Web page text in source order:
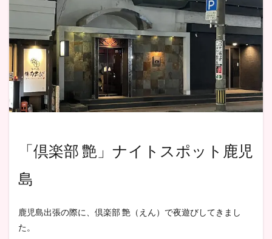
「倶楽部 艶」ナイトスポット鹿児
島
鹿児島出張の際に、倶楽部 艶（えん）で夜遊びしてきまし
た。